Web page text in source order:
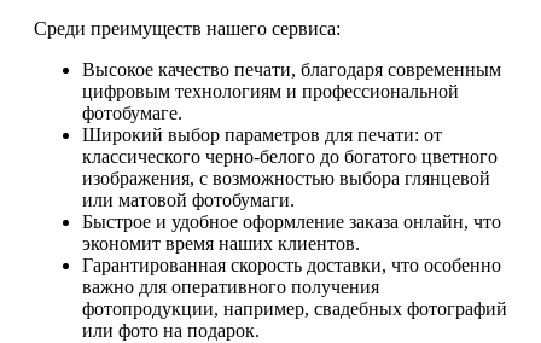
Среди преимуществ нашего сервиса:
Высокое качество печати, благодаря современным
цифровым технологиям и профессиональной
фотобумаге.
Широкий выбор параметров для печати: от
классического черно-белого до богатого цветного
изображения, с возможностью выбора глянцевой
или матовой фотобумаги.
Быстрое и удобное оформление заказа онлайн, что
экономит время наших клиентов.
Гарантированная скорость доставки, что особенно
важно для оперативного получения
фотопродукции, например, свадебных фотографий
или фото на подарок.